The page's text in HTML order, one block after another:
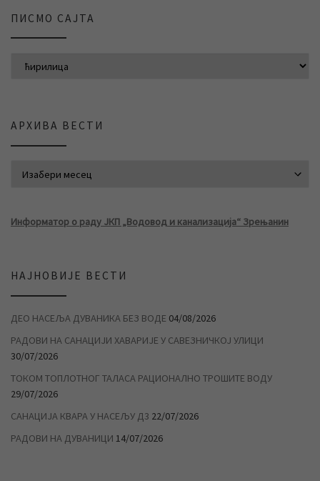
ПИСМО САЈТА
АРХИВА ВЕСТИ
Информатор о раду ЈКП „Водовод и канализација“ Зрењанин
НАЈНОВИЈЕ ВЕСТИ
ДЕО НАСЕЉА ДУВАНИКА БЕЗ ВОДЕ 04/08/2026
РАДОВИ НА САНАЦИЈИ ХАВАРИЈЕ У САВЕЗНИЧКОЈ УЛИЦИ
30/07/2026
ТОКОМ ТОПЛОТНОГ ТАЛАСА РАЦИОНАЛНО ТРОШИТЕ ВОДУ
29/07/2026
САНАЦИЈА КВАРА У НАСЕЉУ Д3 22/07/2026
РАДОВИ НА ДУВАНИЦИ 14/07/2026